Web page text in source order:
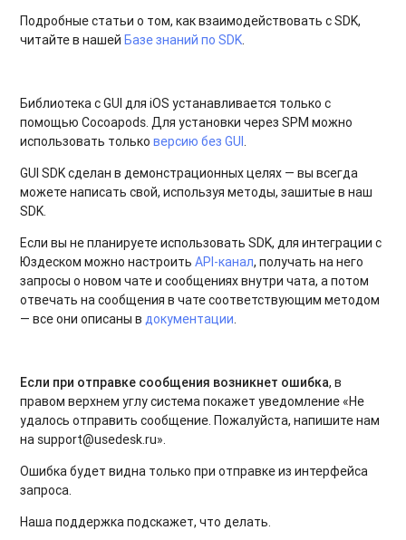
Подробные статьи о том, как взаимодействовать с SDK,
читайте в нашейБазе знаний по SDK.
Библиотека с GUI для iOS устанавливается только с
помощью Cocoapods. Для установки через SPM можно
использовать тольковерсию без GUI.
GUI SDK сделан в демонстрационных целях — вы всегда
можете написать свой, используя методы, зашитые в наш
SDK.
Если вы не планируете использовать SDK, для интеграции с
Юздеском можно настроитьAPI-канал, получать на него
запросы о новом чате и сообщениях внутри чата, а потом
отвечать на сообщения в чате соответствующим методом
— все они описаны вдокументации.
Если при отправке сообщения возникнет ошибка, в
правом верхнем углу система покажет уведомление «Не
удалось отправить сообщение. Пожалуйста, напишите нам
на support@usedesk.ru».
Ошибка будет видна только при отправке из интерфейса
запроса.
Наша поддержка подскажет, что делать.